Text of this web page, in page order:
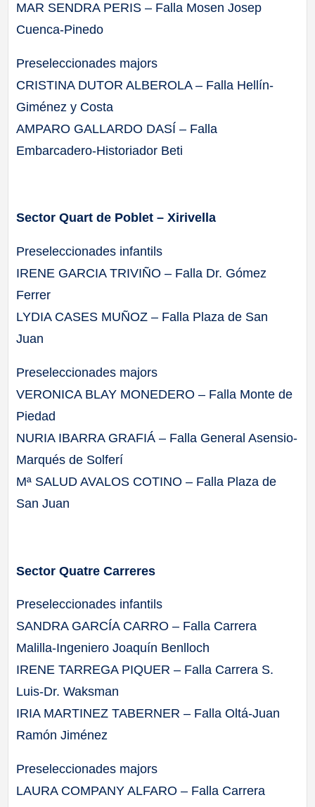
MAR SENDRA PERIS – Falla Mosen Josep
Cuenca-Pinedo
Preseleccionades majors
CRISTINA DUTOR ALBEROLA – Falla Hellín-
Giménez y Costa
AMPARO GALLARDO DASÍ – Falla
Embarcadero-Historiador Beti
Sector Quart de Poblet – Xirivella
Preseleccionades infantils
IRENE GARCIA TRIVIÑO – Falla Dr. Gómez
Ferrer
LYDIA CASES MUÑOZ – Falla Plaza de San
Juan
Preseleccionades majors
VERONICA BLAY MONEDERO – Falla Monte de
Piedad
NURIA IBARRA GRAFIÁ – Falla General Asensio-
Marqués de Solferí
Mª SALUD AVALOS COTINO – Falla Plaza de
San Juan
Sector Quatre Carreres
Preseleccionades infantils
SANDRA GARCÍA CARRO – Falla Carrera
Malilla-Ingeniero Joaquín Benlloch
IRENE TARREGA PIQUER – Falla Carrera S.
Luis-Dr. Waksman
IRIA MARTINEZ TABERNER – Falla Oltá-Juan
Ramón Jiménez
Preseleccionades majors
LAURA COMPANY ALFARO – Falla Carrera